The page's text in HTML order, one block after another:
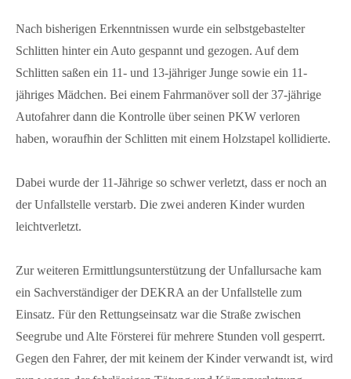
Kontakt
FAQ
Müritzer-News
Müritzer-Veranstaltungen
Nach bisherigen Erkenntnissen wurde ein selbstgebastelter
Schlitten hinter ein Auto gespannt und gezogen. Auf dem
Schlitten saßen ein 11- und 13-jähriger Junge sowie ein 11-
jähriges Mädchen. Bei einem Fahrmanöver soll der 37-jährige
Autofahrer dann die Kontrolle über seinen PKW verloren
haben, woraufhin der Schlitten mit einem Holzstapel kollidierte.
Dabei wurde der 11-Jährige so schwer verletzt, dass er noch an
der Unfallstelle verstarb. Die zwei anderen Kinder wurden
leichtverletzt.
Zur weiteren Ermittlungsunterstützung der Unfallursache kam
ein Sachverständiger der DEKRA an der Unfallstelle zum
Einsatz. Für den Rettungseinsatz war die Straße zwischen
Seegrube und Alte Försterei für mehrere Stunden voll gesperrt.
Gegen den Fahrer, der mit keinem der Kinder verwandt ist, wird